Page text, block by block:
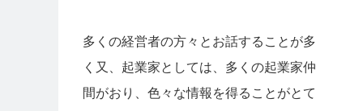
多くの経営者の方々とお話することが多
く又、起業家としては、多くの起業家仲
間がおり、色々な情報を得ることがとて